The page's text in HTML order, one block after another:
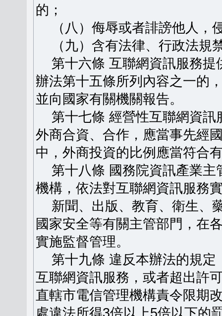
的；
（八）侮辱或者誹謗他人，
（九）含有法律、行政法規
第十六條 互聯網資訊服務提
辦法第十五條所列內容之一的
並向國家有關機關報告。
第十七條 經營性互聯網資訊
外商合資、合作，應當事先經
中，外商投資的比例應當符合
第十八條 國務院資訊產業主
機構，依法對互聯網資訊服務
新聞、出版、教育、衛生、
國家安全等有關主管部門，在
實施監督管理。
第十九條 違反本辦法的規定
互聯網資訊服務，或者超出許
直轄市電信管理機構責令限期
處違法所得3倍以上5倍以下的